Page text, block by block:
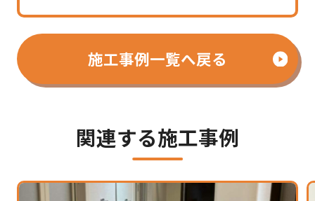
施工事例一覧へ戻る
関連する施工事例